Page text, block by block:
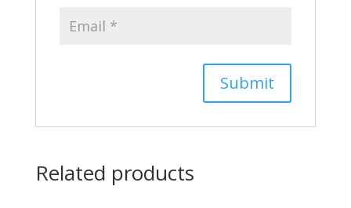
Related products